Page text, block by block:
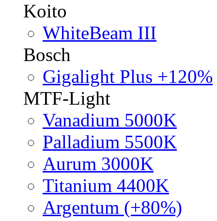
Koito
WhiteBeam III
Bosch
Gigalight Plus +120%
MTF-Light
Vanadium 5000K
Palladium 5500K
Aurum 3000K
Titanium 4400K
Argentum (+80%)